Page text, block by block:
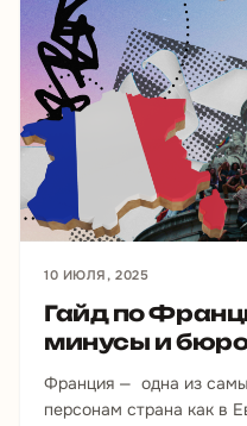
10 ИЮЛЯ, 2025
Гайд по
минусы и
Франция — одна из
персонам страна как в